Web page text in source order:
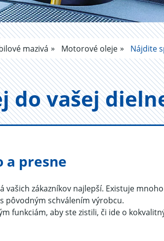
mazivá Motorové oleje Nájdite
do vašej
presne
zákazníkov najlepší. Existuje mnoho
pôvodným schválením výrobcu.
funkciám, aby ste zistili, či ide o